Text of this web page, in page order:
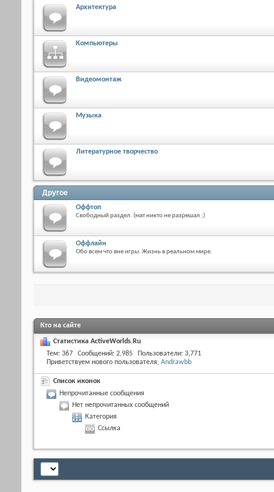
Архитектура
Компьютеры
Видеомонтаж
Музыка
Литературное творчество
Другое
Оффтоп
Свободный раздел. (мат никто не разрешал ;)
Оффлайн
Обо всем что вне игры. Жизнь в реальном мире.
Кто на сайте
Статистика ActiveWorlds.Ru
Тем 367 Сообщений 2,985 Пользователи 3,771
Приветствуем нового пользователя, Andrawbb
Список иконок
Непрочитанные сообщения
Нет непрочитанных сообщений
Категория
Ссылка